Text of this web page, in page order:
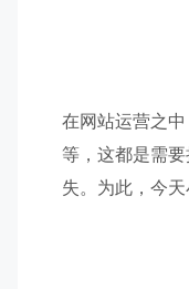
在网站运营之
等，这都是需
失。为此，今